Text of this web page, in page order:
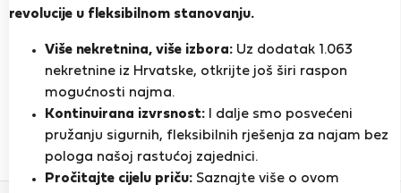
revolucije u fleksibilnom stanovanju.
Više nekretnina, više izbora: Uz dodatak 1.063
nekretnine iz Hrvatske, otkrijte još širi raspon
mogućnosti najma.
Kontinuirana izvrsnost: I dalje smo posvećeni
pružanju sigurnih, fleksibilnih rješenja za najam bez
pologa našoj rastućoj zajednici.
Pročitajte cijelu priču: Saznajte više o ovom
Iskusan domaćin
Budimpešta
PRIKAŽI ŽIVOTOPIS
Ocjena i reference
4
Ponude
1